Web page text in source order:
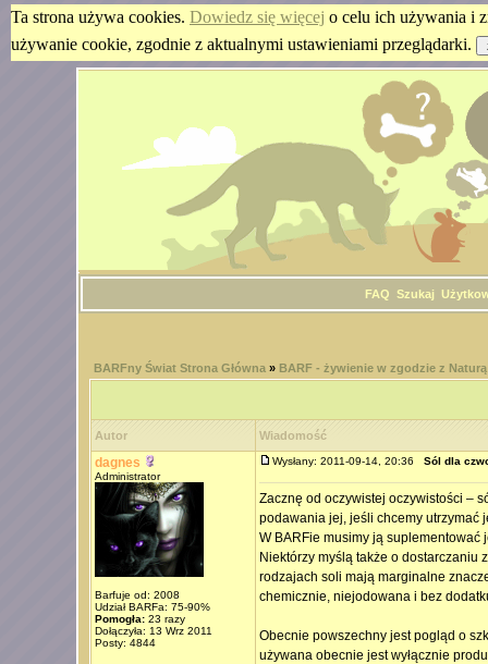
Ta strona używa cookies. Dowiedz się więcej o celu ich używania i
używanie cookie, zgodnie z aktualnymi ustawieniami przeglądarki.
FAQ Szukaj
BARFny Świat Strona Główna» BARF - żywienie w zgodzie z Naturą
Autor Wiadomość
dagnes
Administrator
Barfuje od: 2008
Udział BARFa: 75-90%
Pomogła:23 razy
Dołączyła: 13 Wrz 2011
Posty: 4844
Wysłany: 2011-09-14, 20:36 Sól dla
Zacznę od oczywistej oczywistości –
podawania jej, jeśli chcemy utrzymać
W BARFie musimy ją suplementować
Niektórzy myślą także o dostarczaniu
rodzajach soli mają marginalne
chemicznie, niejodowana i bez
Obecnie powszechny jest pogląd o
używana obecnie jest wyłącznie